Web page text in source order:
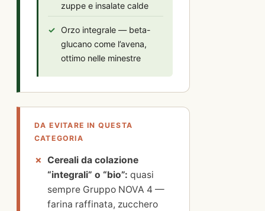
zuppe e insalate calde
Orzo integrale — beta-
glucano come l’avena,
ottimo nelle minestre
DA EVITARE IN QUESTA
CATEGORIA
Cereali da colazione
“integrali” o “bio”: quasi
sempre Gruppo NOVA 4 —
farina raffinata, zucchero